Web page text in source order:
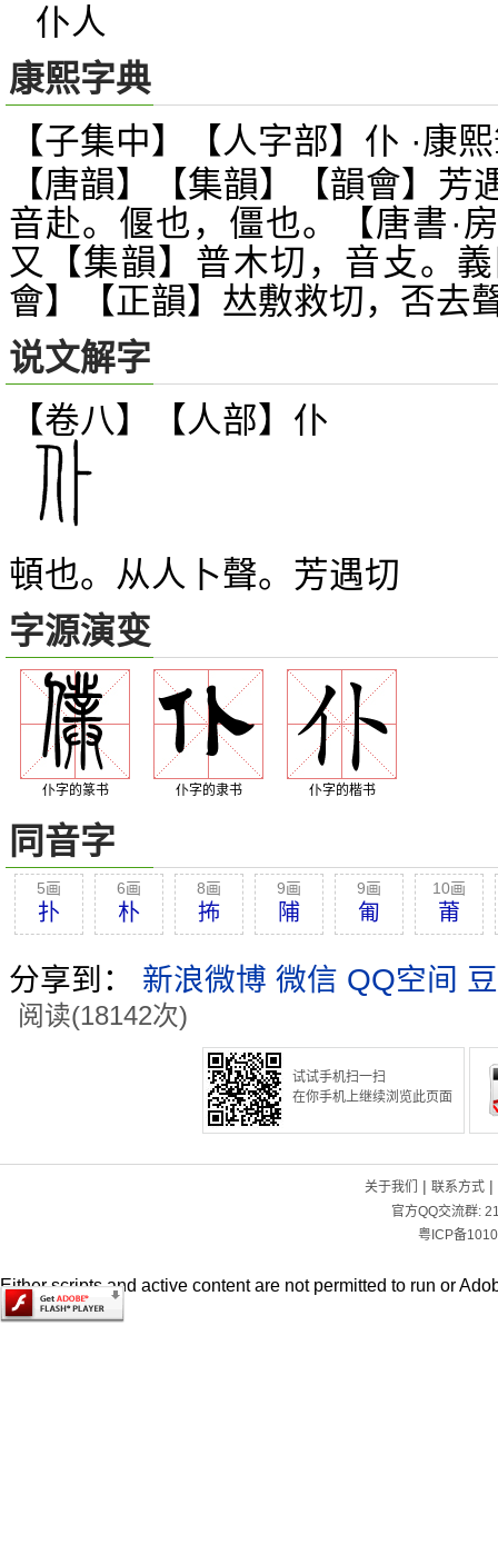
仆人
康熙字典
【子集中】【人字部】仆 ·康
【唐韻】【集韻】【韻會】芳
音赴。偃也，僵也。【唐書
又【集韻】普木切，音攴。
會】【正韻】 𠀤敷救切，否去
说文解字
【卷八】【人部】 仆
頓也。从人卜聲。芳遇切
字源演变
仆字的篆书 仆字的隶书 仆字的楷书
同音字
5画
扑
6画
朴
8画
抪
9画
陠
9画
匍
10画
莆
分享到： 新浪微博 微信 QQ空间
阅读(18142次)
试试手机扫一扫
在你手机上继续浏览此页面
关于我们 | 联系方式|
官方QQ交流群:
粤ICP备
Either scripts and active content are not permitted to run or